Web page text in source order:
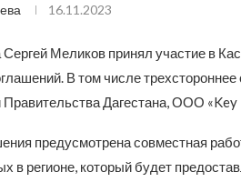
16.11.2023
Сергей Меликов принял участие в
В том числе
Правительства Дагестана, ООО
предусмотрена совместная
в регионе, который будет